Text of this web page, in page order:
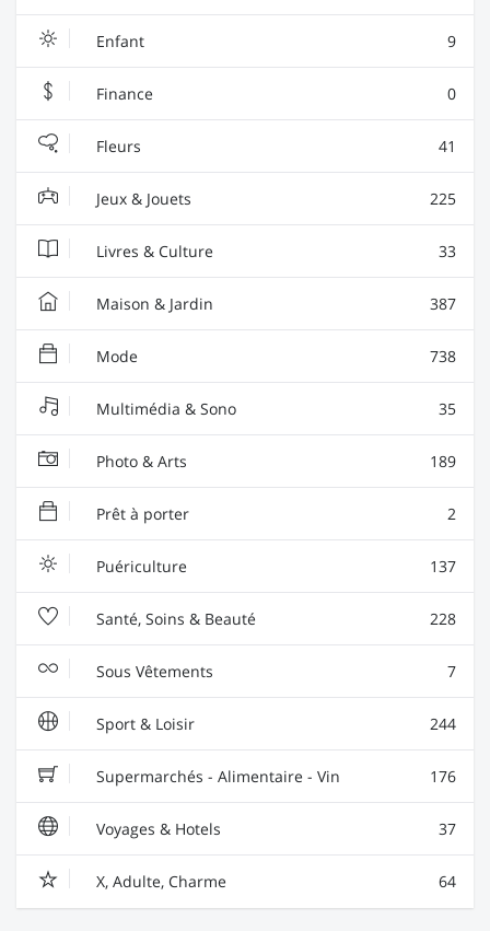
Enfant 9
Finance 0
Fleurs 41
Jeux & Jouets 225
Livres & Culture 33
Maison & Jardin 387
Mode 738
Multimédia & Sono 35
Photo & Arts 189
Prêt à porter 2
Puériculture 137
Santé, Soins & Beauté 228
Sous Vêtements 7
Sport & Loisir 244
Supermarchés - Alimentaire - Vin 176
Voyages & Hotels 37
X, Adulte, Charme 64